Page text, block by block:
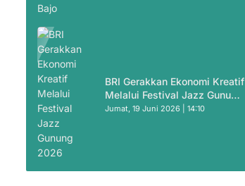
BRI Gerakkan Ekonomi Kreatif
Melalui Festival Jazz Gunung
2026
Jumat, 19 Juni 2026 | 14:10